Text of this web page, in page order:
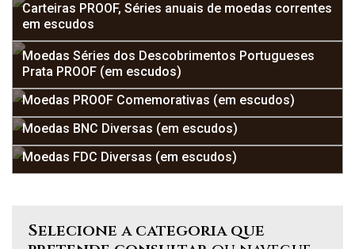
Carteiras PROOF, Séries anuais de moedas correntes
em escudos
Moedas Séries dos Descobrimentos Portugueses
Prata PROOF (em escudos)
Moedas PROOF Comemorativas (em escudos)
Moedas BNC Diversas (em escudos)
Moedas FDC Diversas (em escudos)
Selecione a categoria que